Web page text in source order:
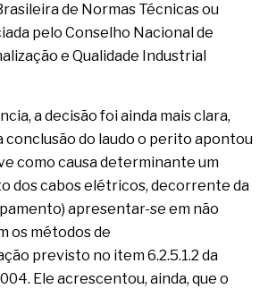
de Normas Técnicas ou
pelo Conselho Nacional de
e Qualidade Industrial
a decisão foi ainda mais clara,
conclusão do laudo o perito apontou
como causa determinante um
dos cabos elétricos, decorrente da
apresentar-se em não
os métodos de
previsto no item 6.2.5.1.2 da
Ele acrescentou, ainda, que o